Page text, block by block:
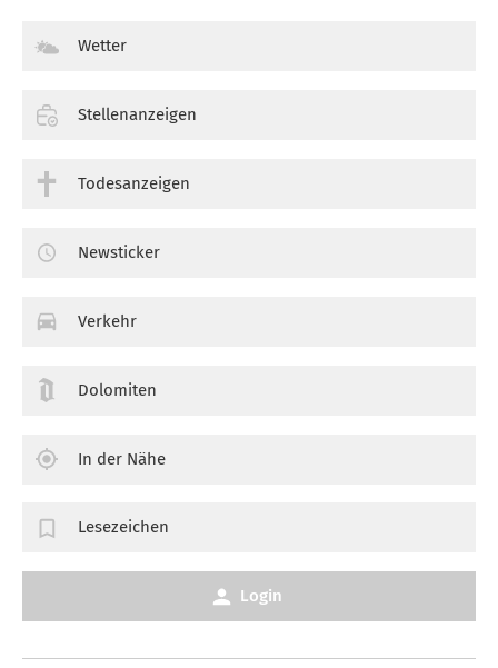
Wetter
Stellenanzeigen
Todesanzeigen
Newsticker
Verkehr
Dolomiten
In der Nähe
Lesezeichen
Login